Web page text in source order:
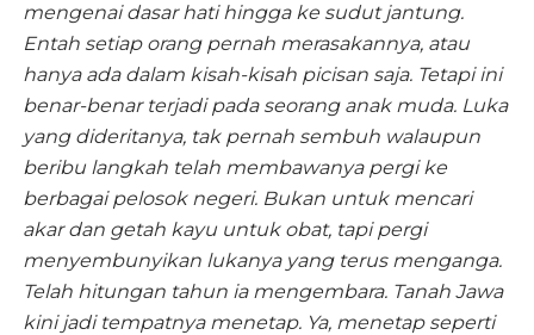
mengenai dasar hati hingga ke sudut jantung.
Entah setiap orang pernah merasakannya, atau
hanya ada dalam kisah-kisah picisan saja. Tetapi ini
benar-benar terjadi pada seorang anak muda. Luka
yang dideritanya, tak pernah sembuh walaupun
beribu langkah telah membawanya pergi ke
berbagai pelosok negeri. Bukan untuk mencari
akar dan getah kayu untuk obat, tapi pergi
menyembunyikan lukanya yang terus menganga.
Telah hitungan tahun ia mengembara. Tanah Jawa
kini jadi tempatnya menetap. Ya, menetap seperti